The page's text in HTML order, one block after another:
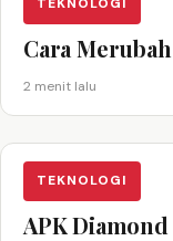
Cara
2 menit lalu
TEKNOLOGI
APK